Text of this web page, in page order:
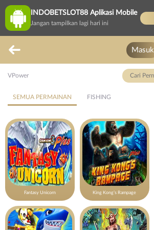
INDOBETSLOT88 Aplikasi Mobile
Jangan tampilkan lagi hari ini
Masuk
VPower
SEMUA PERMAINAN FISHING
Fantasy Unicorn King Kong’s Rampage